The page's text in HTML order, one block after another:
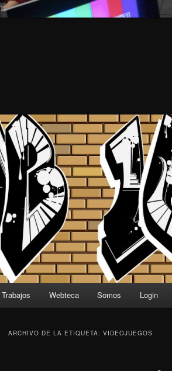
Trabajos Webteca Somos Login
ARCHIVO DE LA ETIQUETA: VIDEOJUEGOS